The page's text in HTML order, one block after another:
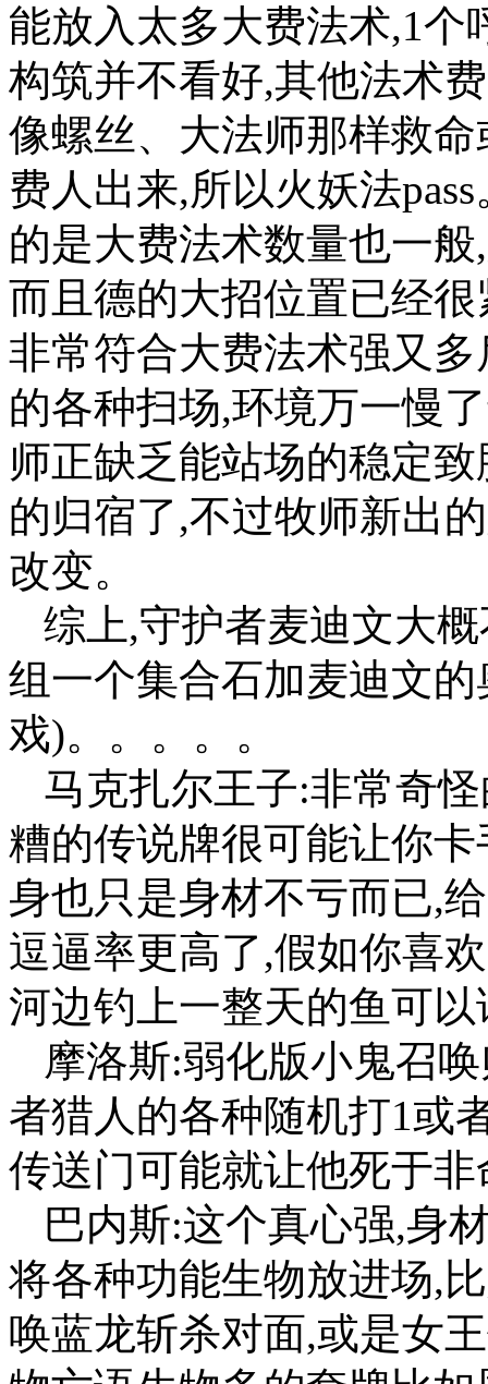
能放入太多大费法术,1个
构筑并不看好,其他法术
像螺丝、大法师那样救
费人出来,所以火妖法
的是大费法术数量也一
而且德的大招位置已经
非常符合大费法术强又
的各种扫场,环境万一慢
师正缺乏能站场的稳定
的归宿了,不过牧师新出
改变。
综上,守护者麦迪文大
组一个集合石加麦迪文
戏)。。。。。
马克扎尔王子:非常奇
糟的传说牌很可能让你
身也只是身材不亏而已,
逗逼率更高了,假如你喜
河边钓上一整天的鱼可
摩洛斯:弱化版小鬼召
者猎人的各种随机打1或
传送门可能就让他死于
巴内斯:这个真心强,身
将各种功能生物放进场,
唤蓝龙斩杀对面,或是女